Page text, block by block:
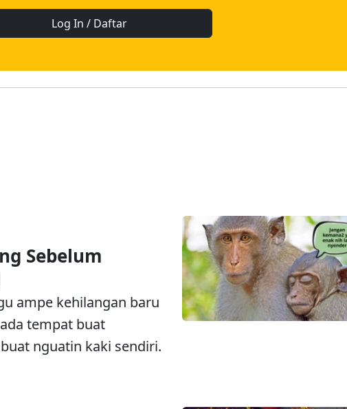
Log In / Daftar
Sebelum
ampe kehilangan baru
tempat buat
nguatin kaki sendiri.